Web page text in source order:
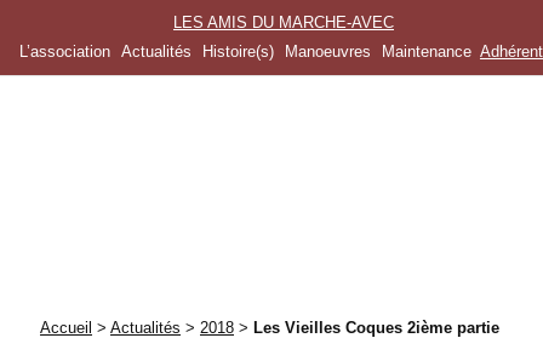
LES AMIS DU MARCHE-AVEC
L’association
Actualités Histoire(s) Manoeuvres Maintenance
Accueil > Actualités > 2018 > Les Vieilles Coques 2ième partie